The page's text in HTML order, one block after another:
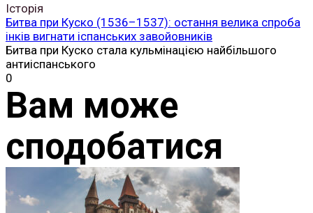
Історія
Битва при Куско (1536–1537): остання велика спроба
інків вигнати іспанських завойовників
Битва при Куско стала кульмінацією найбільшого
антиіспанського
0
Вам може
сподобатися